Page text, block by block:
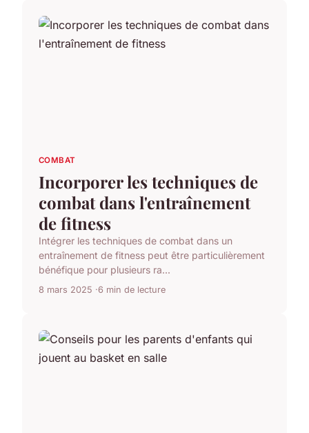
COMBAT
Incorporer les techniques de
combat dans l'entraînement
de fitness
Intégrer les techniques de combat dans un
entraînement de fitness peut être particulièrement
bénéfique pour plusieurs ra...
8 mars 2025 6 min de lecture